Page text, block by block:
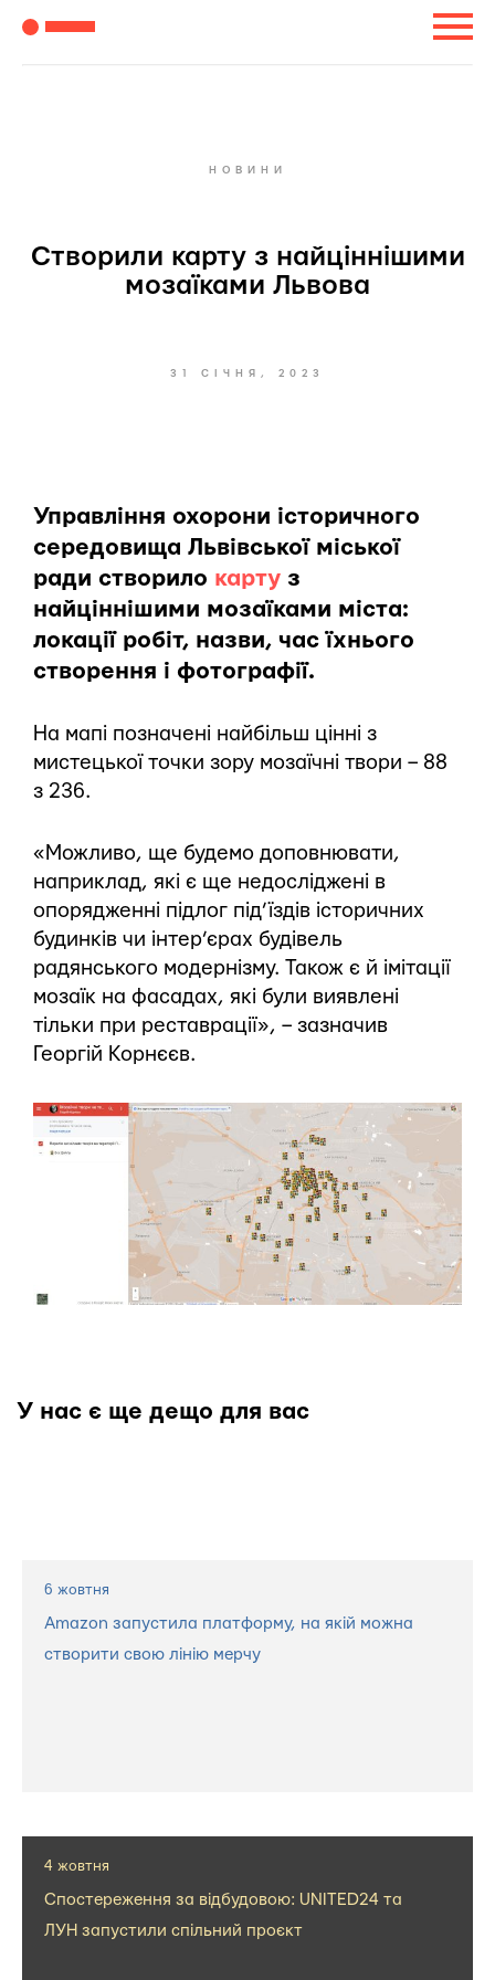
НОВИНИ
Створили карту з найціннішими
мозаїками Львова
31 СІЧНЯ, 2023
Управління охорони історичного
середовища Львівської міської
ради створило карту з
найціннішими мозаїками міста:
локації робіт, назви, час їхнього
створення і фотографії.
На мапі позначені найбільш цінні з
мистецької точки зору мозаїчні твори – 88
з 236.
«Можливо, ще будемо доповнювати,
наприклад, які є ще недосліджені в
опорядженні підлог під’їздів історичних
будинків чи інтер’єрах будівель
радянського модернізму. Також є й імітації
мозаїк на фасадах, які були виявлені
тільки при реставрації», – зазначив
Георгій Корнєєв.
У нас є ще дещо для вас
6 жовтня
Amazon запустила платформу, на якій можна
створити свою лінію мерчу
4 жовтня
Спостереження за відбудовою: UNITED24 та
ЛУН запустили спільний проєкт